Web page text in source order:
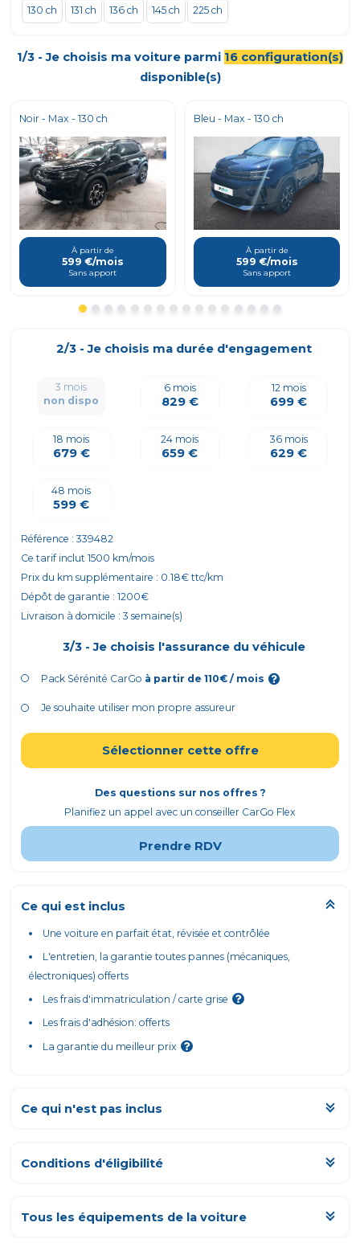
130 ch 131 ch 136 ch 145 ch 225 ch
1/3 - Je choisis ma voiture parmi 16 configuration(s)
disponible(s)
Noir - Max - 130 ch
À partir de
599 €/mois
Sans apport
Bleu - Max - 130 ch
À partir de
599 €/mois
Sans apport
2/3 - Je choisis ma durée d'engagement
3 mois
non dispo
6 mois
829 €
12 mois
699 €
18 mois
679 €
24 mois
659 €
36 mois
629 €
48 mois
599 €
Référence :339482
Ce tarif inclut1500 km/mois
Prix du km supplémentaire : 0.18€ ttc/km
Dépôt de garantie :1200€
Livraison à domicile :3 semaine(s)
3/3 - Je choisis l'assurance du véhicule
Pack Sérénité CarGo à partir de 110€ / mois
Je souhaite utiliser mon propre assureur
Sélectionner cette offre
Des questions sur nos offres ?
Planifiez un appel avec un conseiller CarGo Flex
Prendre RDV
Ce qui est inclus
Une voiture en parfait état, révisée et contrôlée
L'entretien, la garantie toutes pannes (mécaniques,
électroniques) offerts
Les frais d'immatriculation / carte grise
Les frais d'adhésion: offerts
La garantie du meilleur prix
Ce qui n'est pas inclus
L'assurance, obligatoirement tous risques
Les frais de livraison et de retour - cf. conditions générales
Conditions d'éligibilité
Tous les équipements de la voiture